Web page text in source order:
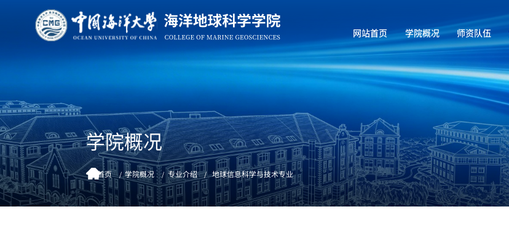
网站首页 学院概况 师资队伍
学院概况
首页 学院概况 专业介绍 地球信息科学与技术专业